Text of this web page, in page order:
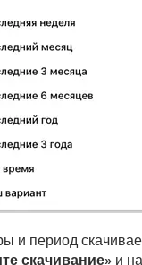
и период
скачивание» и